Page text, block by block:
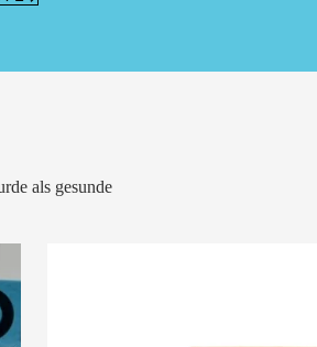
als gesunde